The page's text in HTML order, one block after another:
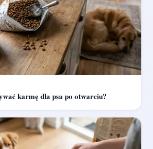
karmę dla psa po otwarciu?